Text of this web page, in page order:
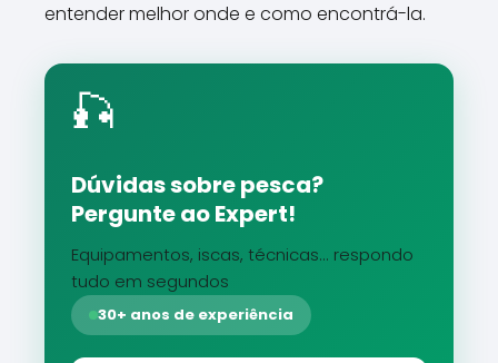
entender melhor onde e como encontrá-la.
🎣
Dúvidas sobre pesca?
Pergunte ao Expert!
Equipamentos, iscas, técnicas... respondo
tudo em segundos
30+ anos de experiência